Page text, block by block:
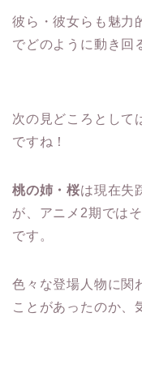
彼ら・彼女らも魅力
でどのように動き回
次の見どころとして
ですね！
桃の姉・桜は現在失
が、アニメ2期では
です。
色々な登場人物に関
ことがあったのか、